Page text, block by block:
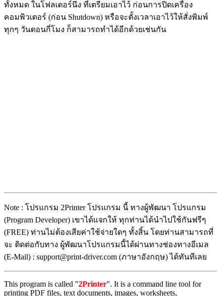
ทั้งหมด ในโฟลเดอร์นึง ที่เตรียมเอาไว้ ก่อนการปิดเครื่อง
คอมพิวเตอร์ (ก่อน Shutdown) หรือจะตั้งเวลาเอาไว้ให้สั่งพิมพ์
ทุกๆ วันตอนกี่โมง ก็สามารถทำได้อีกด้วยเช่นกัน
Note : โปรแกรม 2Printer โปรแกรม นี้ ทางผู้พัฒนา โปรแกรม
(Program Developer) เขาได้แจกให้ ทุกท่านได้นำไปใช้กันฟรีๆ
(FREE) ท่านไม่ต้องเสียค่าใช้จ่ายใดๆ ทั้งสิ้น โดยท่านสามารถที่
จะ ติดต่อกับทาง ผู้พัฒนาโปรแกรมนี้ได้ผ่านทางช่องทางอีเมล
(E-Mail) : support@print-driver.com (ภาษาอังกฤษ) ได้ทันทีเลย
This program is called "2Printer". It is a command line tool for
printing PDF files, text documents, images, worksheets,